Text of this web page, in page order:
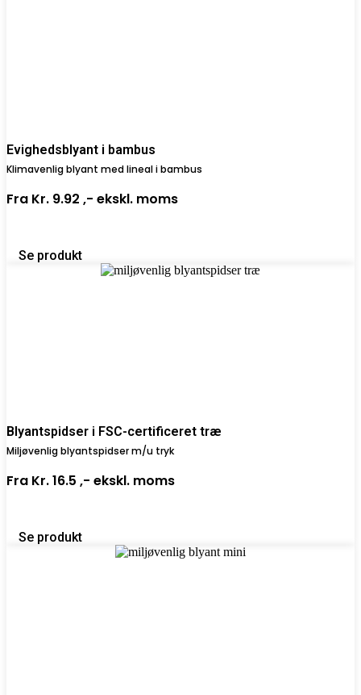
Evighedsblyant i bambus
Klimavenlig blyant med lineal i bambus
Fra Kr. 9.92 ,- ekskl. moms
Se produkt
Blyantspidser i FSC-certificeret træ
Miljøvenlig blyantspidser m/u tryk
Fra Kr. 16.5 ,- ekskl. moms
Se produkt